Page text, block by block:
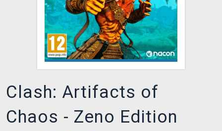
TCG & BOARDGAME HUB
VÝKUP HER (BAZAR)
Clash: Artifacts of
Chaos - Zeno Edition